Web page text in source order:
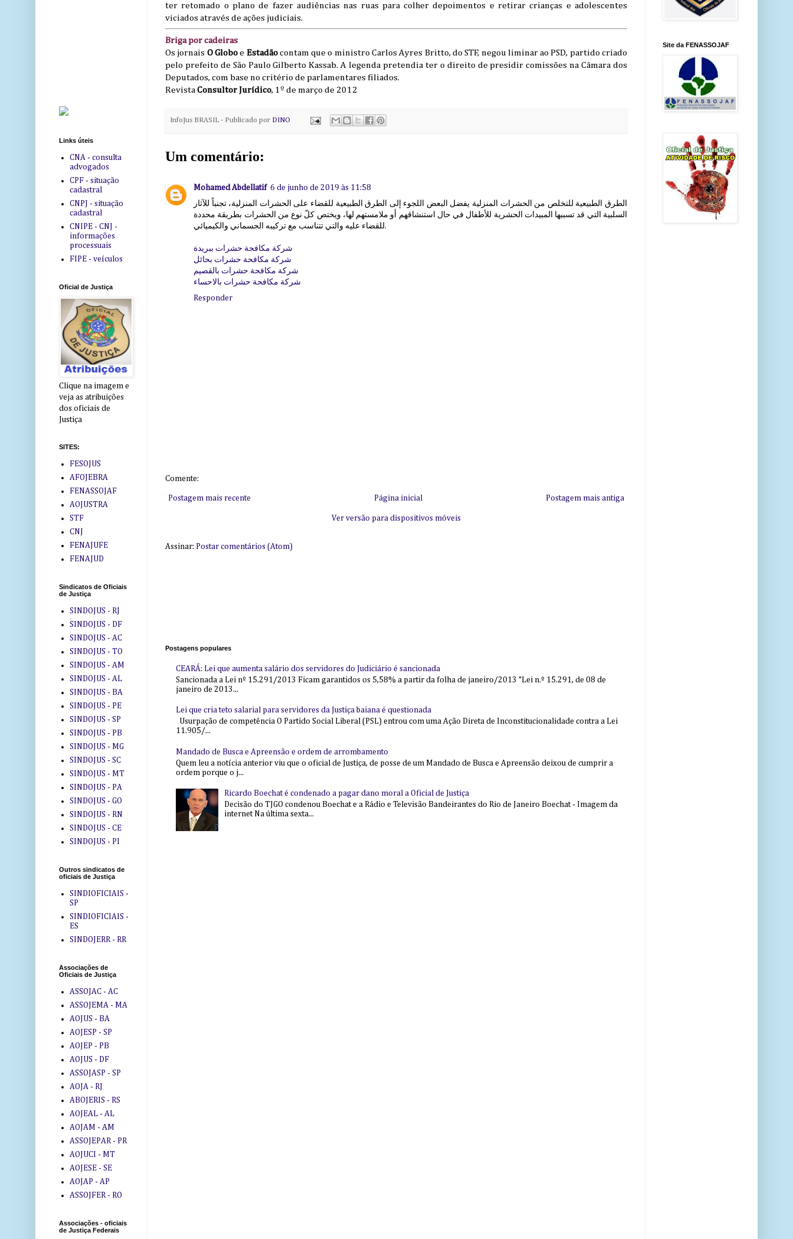
ter retomado o plano de fazer audiências nas ruas para colher depoimentos e retirar crianças e adolescentes
viciados através de ações judiciais.
Briga por cadeiras
Os jornais O Globoe Estadãocontam que o ministro Carlos Ayres Britto, do STF, negou liminar ao PSD, partido criado
pelo prefeito de São Paulo Gilberto Kassab. A legenda pretendia ter o direito de presidir comissões na Câmara dos
Deputados, com base no critério de parlamentares filiados.
Revista Consultor Jurídico, 1º de março de 2012
InfoJus BRASIL - Publicado por DINO
Um comentário:
Mohamed Abdellatif 6 de junho de 2019 às 11:58
الطرق الطبيعية للتخلص من الحشرات المنزلية يفضل البعض اللجوء إلى الطرق الطبيعية للقضاء على الحشرات المنزلية، تجنباً للآثار
السلبية التي قد تسببها المبيدات الحشرية للأطفال في حال استنشاقهم أو ملامستهم لها، ويختص كلّ نوع من الحشرات بطريقة محددة
للقضاء عليه والتي تتناسب مع تركيبه الجسماني والكيميائي.
شركة مكافحة حشرات ببريدة
شركة مكافحة حشرات بحائل
شركة مكافحة حشرات بالقصيم
شركة مكافحة حشرات بالاحساء
Responder
Comente:
Postagem mais recente Postagem mais antiga
Página inicial
Ver versão para dispositivos móveis
Assinar: Postar comentários (Atom)
Postagens populares
CEARÁ: Lei que aumenta salário dos servidores do Judiciário é sancionada
Sancionada a Lei nº 15.291/2013 Ficam garantidos os 5,58% a partir da folha de janeiro/2013 “Lei n.º 15.291, de 08 de
janeiro de 2013...
Lei que cria teto salarial para servidores da Justiça baiana é questionada
Usurpação de competência O Partido Social Liberal (PSL) entrou com uma Ação Direta de Inconstitucionalidade contra a Lei
11.905/...
Mandado de Busca e Apreensão e ordem de arrombamento
Quem leu a notícia anterior viu que o oficial de Justiça, de posse de um Mandado de Busca e Apreensão deixou de cumprir a
ordem porque o j...
Ricardo Boechat é condenado a pagar dano moral a Oficial de Justiça
Decisão do TJGO condenou Boechat e a Rádio e Televisão Bandeirantes do Rio de Janeiro Boechat - Imagem da
internet Na última sexta...
Links úteis
CNA - consulta
advogados
CPF - situação
cadastral
CNPJ - situação
cadastral
CNIPE - CNJ -
informações
processuais
FIPE - veículos
Oficial de Justiça
Clique na imagem e
veja as atribuições
dos oficiais de
Justiça
SITES:
FESOJUS
AFOJEBRA
FENASSOJAF
AOJUSTRA
STF
CNJ
FENAJUFE
FENAJUD
Sindicatos de Oficiais
de Justiça
SINDOJUS - RJ
SINDOJUS - DF
SINDOJUS - AC
SINDOJUS - TO
SINDOJUS - AM
SINDOJUS - AL
SINDOJUS - BA
SINDOJUS - PE
SINDOJUS - SP
SINDOJUS - PB
SINDOJUS - MG
SINDOJUS - SC
SINDOJUS - MT
SINDOJUS - PA
SINDOJUS - GO
SINDOJUS - RN
SINDOJUS - CE
SINDOJUS - PI
Outros sindicatos de
oficiais de Justiça
SINDIOFICIAIS -
SP
SINDIOFICIAIS -
ES
SINDOJERR - RR
Associações de
Oficiais de Justiça
ASSOJAC - AC
ASSOJEMA - MA
AOJUS - BA
AOJESP - SP
AOJEP - PB
AOJUS - DF
ASSOJASP - SP
AOJA - RJ
ABOJERIS - RS
AOJEAL - AL
AOJAM - AM
ASSOJEPAR - PR
AOJUCI - MT
AOJESE - SE
AOJAP - AP
ASSOJFER - RO
Associações - oficiais
de Justiça Federais
Site da FENASSOJAF